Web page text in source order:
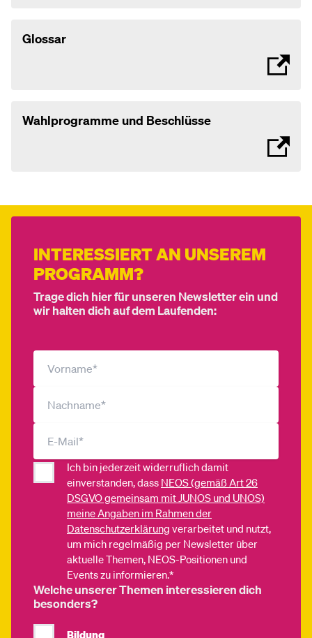
Glossar
Wahlprogramme und Beschlüsse
INTERESSIERT AN UNSEREM
PROGRAMM?
Trage dich hier für unseren Newsletter ein und
wir halten dich auf dem Laufenden:
Ich bin jederzeit widerruflich damit
einverstanden, dass NEOS (gemäß Art 26
DSGVO gemeinsam mit JUNOS und UNOS)
meine Angaben im Rahmen der
Datenschutzerklärung verarbeitet und nutzt,
um mich regelmäßig per Newsletter über
aktuelle Themen, NEOS-Positionen und
Events zu informieren.*
Welche unserer Themen interessieren dich
besonders?
Bildung